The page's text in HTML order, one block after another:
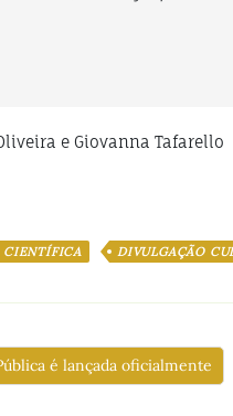
e Giovanna Tafarello
CIENTÍFICA DIVULGAÇÃO
é lançada oficialmente